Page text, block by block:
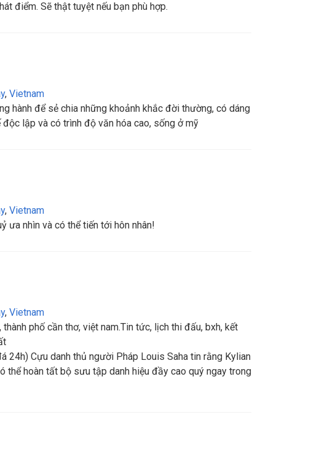
điểm. Sẽ thật tuyệt nếu bạn phù hợp.
, Vietnam
hành để sẻ chia những khoảnh khắc đời thường, có dáng
độc lập và có trình độ văn hóa cao, sống ở mỹ
, Vietnam
ưa nhìn và có thể tiến tới hôn nhân!
, Vietnam
phố cần thơ, việt nam.Tin tức, lịch thi đấu, bxh, kết
24h) Cựu danh thủ người Pháp Louis Saha tin rằng Kylian
thể hoàn tất bộ sưu tập danh hiệu đầy cao quý ngay trong